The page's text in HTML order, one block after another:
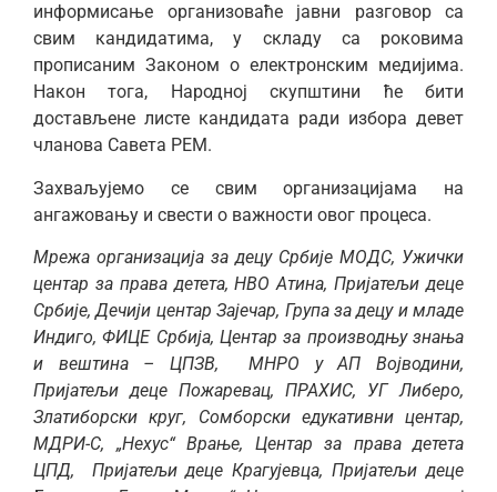
информисање организоваће јавни разговор са
свим кандидатима, у складу са роковима
прописаним Законом о електронским медијима.
Након тога, Народној скупштини ће бити
достављене листе кандидата ради избора девет
чланова Савета РЕМ.
Захваљујемо се свим организацијама на
ангажовању и свести о важности овог процеса.
Мрежа организација за децу Србије МОДС, Ужички
центар за права детета, НВО Атина, Пријатељи деце
Србије, Дечији центар Зајечар, Група за децу и младе
Индиго, ФИЦЕ Србија, Центар за производњу знања
и вештина – ЦПЗВ, МНРО у АП Војводини,
Пријатељи деце Пожаревац, ПРАXИС, УГ Либеро,
Златиборски круг, Сомборски едукативни центар,
МДРИ-С, „Неxус“ Врање, Центар за права детета
ЦПД, Пријатељи деце Крагујевца, Пријатељи деце